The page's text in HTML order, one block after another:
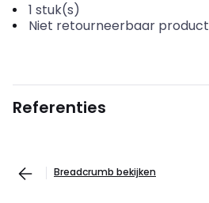
1 stuk(s)
Niet retourneerbaar product
Referenties
Breadcrumb bekijken